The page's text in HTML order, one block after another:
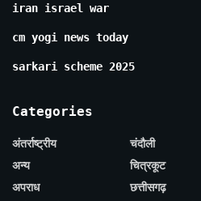
iran israel war
cm yogi news today
sarkari scheme 2025
Categories
अंतर्राष्ट्रीय
अन्य
अपराध
चंदौली
चित्रकूट
छत्तीसगढ़